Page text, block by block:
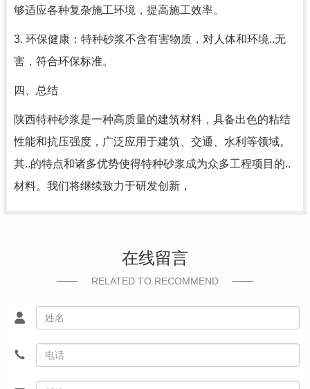
够适应各种复杂施工环境，提高施工效率。
3. 环保健康：特种砂浆不含有害物质，对人体和环境..无
害，符合环保标准。
四、总结
陕西特种砂浆是一种高质量的建筑材料，具备出色的粘结
性能和抗压强度，广泛应用于建筑、交通、水利等领域。
其..的特点和诸多优势使得特种砂浆成为众多工程项目的..
材料。我们将继续致力于研发创新，
在线留言
RELATED TO RECOMMEND